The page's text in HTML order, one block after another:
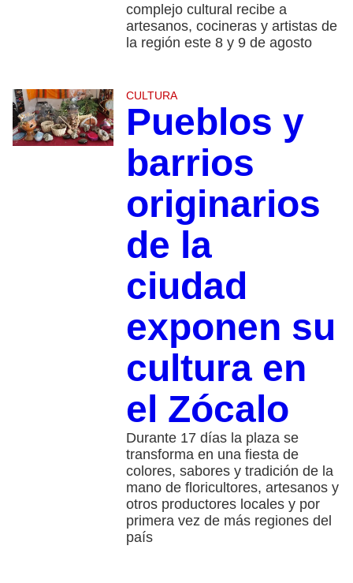
complejo cultural recibe a
artesanos, cocineras y artistas de
la región este 8 y 9 de agosto
CULTURA
Pueblos y
barrios
originarios
de la
ciudad
exponen su
cultura en
el Zócalo
Durante 17 días la plaza se
transforma en una fiesta de
colores, sabores y tradición de la
mano de floricultores, artesanos y
otros productores locales y por
primera vez de más regiones del
país